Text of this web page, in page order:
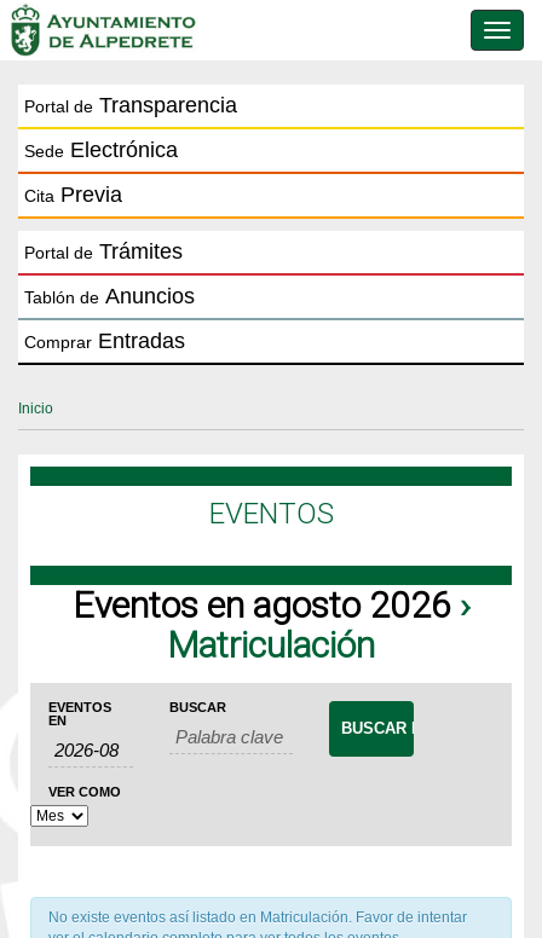
de
Portal de Transparencia
Sede Electrónica
Cita Previa
Portal de Trámites
Tablón de Anuncios
Comprar Entradas
Inicio
EVENTOS
Eventos en agosto 2026›
Matriculación
Navegación
de
búsqueda
y
de
Búsqueda
de
Eventos
EVENTOS
EN
BUSCAR
Navegación
de
vistas
de
Evento
VER COMO
No existe eventos así listado en Matriculación. Favor de intentar